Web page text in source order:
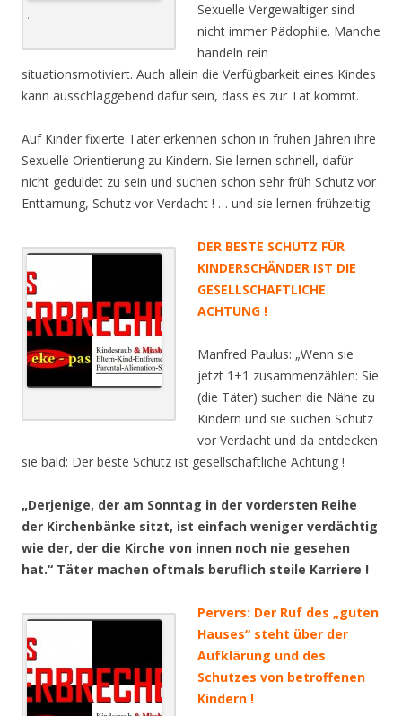
.
Sexuelle Vergewaltiger sind
nicht immer Pädophile. Manche
handeln rein
situationsmotiviert. Auch allein die Verfügbarkeit eines Kindes
kann ausschlaggebend dafür sein, dass es zur Tat kommt.
Auf Kinder fixierte Täter erkennen schon in frühen Jahren ihre
Sexuelle Orientierung zu Kindern. Sie lernen schnell, dafür
nicht geduldet zu sein und suchen schon sehr früh Schutz vor
Enttarnung, Schutz vor Verdacht ! … und sie lernen frühzeitig:
DER BESTE SCHUTZ FÜR
KINDERSCHÄNDER IST DIE
GESELLSCHAFTLICHE
ACHTUNG !
Manfred Paulus: „Wenn sie
jetzt 1+1 zusammenzählen: Sie
(die Täter) suchen die Nähe zu
Kindern und sie suchen Schutz
vor Verdacht und da entdecken
sie bald: Der beste Schutz ist gesellschaftliche Achtung !
„Derjenige, der am Sonntag in der vordersten Reihe
der Kirchenbänke sitzt, ist einfach weniger verdächtig
wie der, der die Kirche von innen noch nie gesehen
hat.“ Täter machen oftmals beruflich steile Karriere !
Pervers: Der Ruf des „guten
Hauses“ steht über der
Aufklärung und des
Schutzes von betroffenen
Kindern !